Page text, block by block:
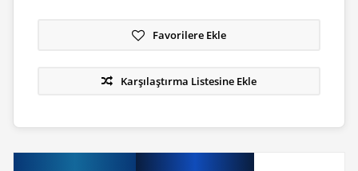
Favorilere Ekle
Karşılaştırma Listesine Ekle